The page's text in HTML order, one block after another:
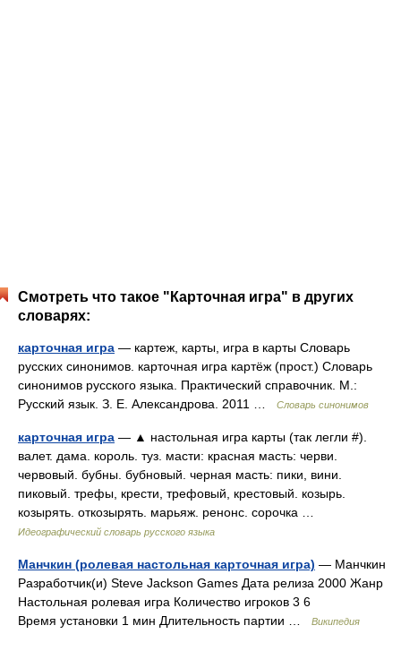
Смотреть что такое "Карточная игра" в других
словарях:
карточная игра — картеж, карты, игра в карты Словарь
русских синонимов. карточная игра картёж (прост.) Словарь
синонимов русского языка. Практический справочник. М.:
Русский язык. З. Е. Александрова. 2011 …
Словарь синонимов
карточная игра — ▲ настольная игра карты (так легли #).
валет. дама. король. туз. масти: красная масть: черви.
червовый. бубны. бубновый. черная масть: пики, вини.
пиковый. трефы, крести, трефовый, крестовый. козырь.
козырять. откозырять. марьяж. ренонс. сорочка …
Идеографический словарь русского языка
Манчкин (ролевая настольная карточная игра) — Манчкин
Разработчик(и) Steve Jackson Games Дата релиза 2000 Жанр
Настольная ролевая игра Количество игроков 3 6
Время установки 1 мин Длительность партии …
Википедия